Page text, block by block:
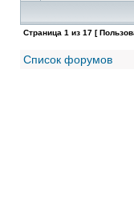
Страница 1 из 17 [
Список форумов